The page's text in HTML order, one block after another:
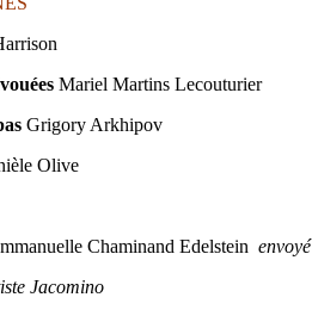
Mariel Martins Lecouturier
Grigory Arkhipov
Olive
Chaminand Edelstein envoyé
Jacomino